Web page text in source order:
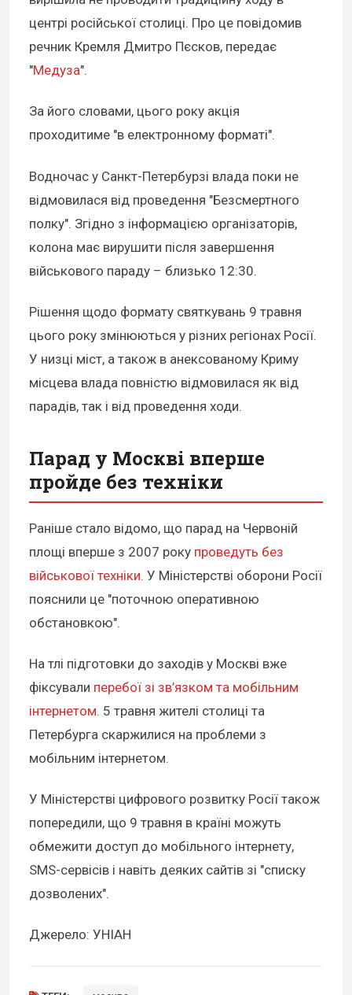
центрі російської столиці. Про це повідомив
речник Кремля Дмитро Пєсков, передає
"Медуза".
За його словами, цього року акція
проходитиме "в електронному форматі".
Водночас у Санкт-Петербурзі влада поки не
відмовилася від проведення "Безсмертного
полку". Згідно з інформацією організаторів,
колона має вирушити після завершення
військового параду – близько 12:30.
Рішення щодо формату святкувань 9 травня
цього року змінюються у різних регіонах Росії.
У низці міст, а також в анексованому Криму
місцева влада повністю відмовилася як від
парадів, так і від проведення ходи.
Парад у Москві вперше
пройде без техніки
Раніше стало відомо, що парад на Червоній
площі вперше з 2007 року проведуть без
військової техніки. У Міністерстві оборони Росії
пояснили це "поточною оперативною
обстановкою".
На тлі підготовки до заходів у Москві вже
фіксували перебої зі зв’язком та мобільним
інтернетом. 5 травня жителі столиці та
Петербурга скаржилися на проблеми з
мобільним інтернетом.
У Міністерстві цифрового розвитку Росії також
попередили, що 9 травня в країні можуть
обмежити доступ до мобільного інтернету,
SMS-сервісів і навіть деяких сайтів зі "списку
дозволених".
Джерело: УНІАН